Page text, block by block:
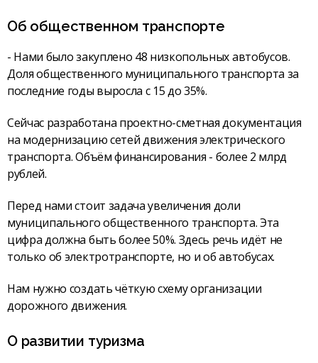
Об общественном транспорте
- Нами было закуплено 48 низкопольных автобусов.
Доля общественного муниципального транспорта за
последние годы выросла с 15 до 35%.
Сейчас разработана проектно-сметная документация
на модернизацию сетей движения электрического
транспорта. Объём финансирования - более 2 млрд
рублей.
Перед нами стоит задача увеличения доли
муниципального общественного транспорта. Эта
цифра должна быть более 50%. Здесь речь идёт не
только об электротранспорте, но и об автобусах.
Нам нужно создать чёткую схему организации
дорожного движения.
О развитии туризма